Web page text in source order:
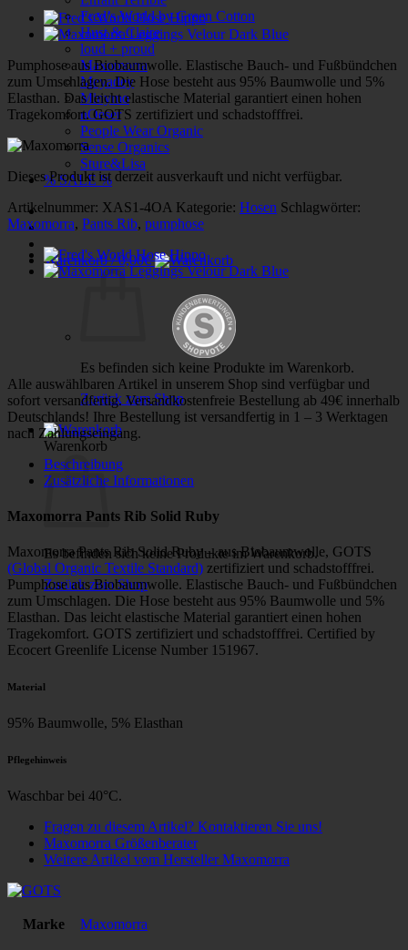
Fred’s World by Green Cotton
Hust & Claire
loud + proud
Maxomorra
Meyadey
Minymo
nOeser
People Wear Organic
Sense Organics
Sture&Lisa
% SALE %
Warenkorb /0,00€
Es befinden sich keine Produkte im Warenkorb.
Zurück zum Shop
Warenkorb
Es befinden sich keine Produkte im Warenkorb.
Zurück zum Shop
Pumphose aus Biobaumwolle. Elastische Bauch- und Fußbündchen
zum Umschlagen. Die Hose besteht aus 95% Baumwolle und 5%
Elasthan. Das leicht elastische Material garantiert einen hohen
Tragekomfort. GOTS zertifiziert und schadstofffrei.
Dieses Produkt ist derzeit ausverkauft und nicht verfügbar.
Artikelnummer: XAS1-4OA Kategorie: Hosen Schlagwörter:
Maxomorra, Pants Rib, pumphose
Alle auswählbaren Artikel in unserem Shop sind verfügbar und
sofort versandfertig. Versandkostenfreie Bestellung ab 49€ innerhalb
Deutschlands! Ihre Bestellung ist versandfertig in 1 – 3 Werktagen
nach Zahlungseingang.
Beschreibung
Zusätzliche Informationen
Maxomorra Pants Rib Solid Ruby
Maxomorra Pants Rib Solid Ruby – aus Biobaumwolle, GOTS
(Global Organic Textile Standard) zertifiziert und schadstofffrei.
Pumphose aus Biobaumwolle. Elastische Bauch- und Fußbündchen
zum Umschlagen. Die Hose besteht aus 95% Baumwolle und 5%
Elasthan. Das leicht elastische Material garantiert einen hohen
Tragekomfort. GOTS zertifiziert und schadstofffrei. Certified by
Ecocert Greenlife License Number 151967.
Material
95% Baumwolle, 5% Elasthan
Pflegehinweis
Waschbar bei 40°C.
Fragen zu diesem Artikel? Kontaktieren Sie uns!
Maxomorra Größenberater
Weitere Artikel vom Hersteller Maxomorra
Marke Maxomorra